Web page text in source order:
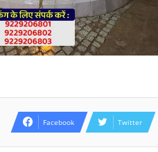
Facebook Twitter